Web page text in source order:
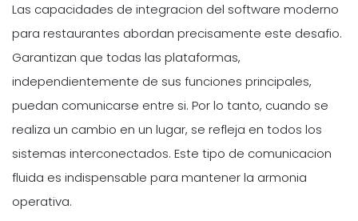
Las capacidades de integracion del software moderno
para restaurantes abordan precisamente este desafio.
Garantizan que todas las plataformas,
independientemente de sus funciones principales,
puedan comunicarse entre si. Por lo tanto, cuando se
realiza un cambio en un lugar, se refleja en todos los
sistemas interconectados. Este tipo de comunicacion
fluida es indispensable para mantener la armonia
operativa.